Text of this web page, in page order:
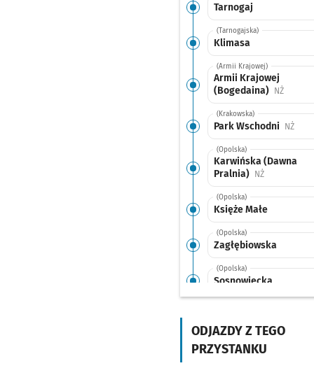
Tarnogaj
(Tarnogajska)
Klimasa
(Armii Krajowej)
Armii Krajowej
(Bogedaina)
NŻ
(Krakowska)
Park Wschodni NŻ
(Opolska)
Karwińska (Dawna
Pralnia)
NŻPrzystanek
(Opolska)
Księże Małe
(Opolska)
Zagłębiowska
(Opolska)
Sosnowiecka
Zajezdnia Tyska
ODJAZDY Z TEGO
PRZYSTANKU